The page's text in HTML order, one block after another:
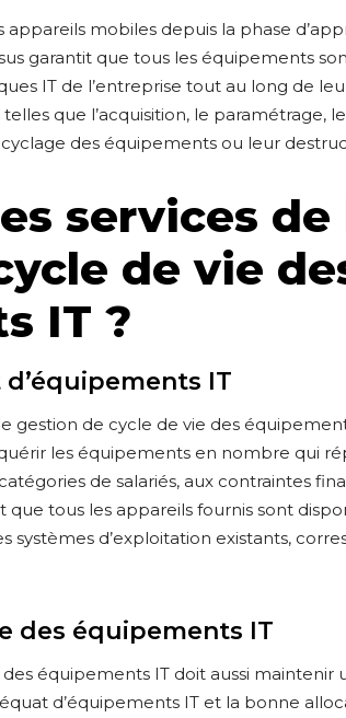
mobiles depuis la phase
garantit que tous les équipements
IT de l’entreprise tout au long de
que l’acquisition, le paramétrage,
des équipements ou leur
services de
de vie
IT ?
IT
gestion de cycle de vie des
les équipements en nombre qui
de salariés, aux contraintes
que tous les appareils fournis sont
d’exploitation existants,
des équipements IT
équipements IT doit aussi maintenir
d’équipements IT et la bonne